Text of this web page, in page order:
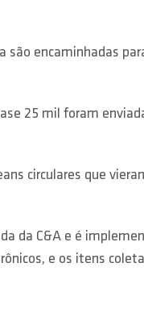
encaminhadas
25 mil foram
circulares que
da C&A e é
e os itens